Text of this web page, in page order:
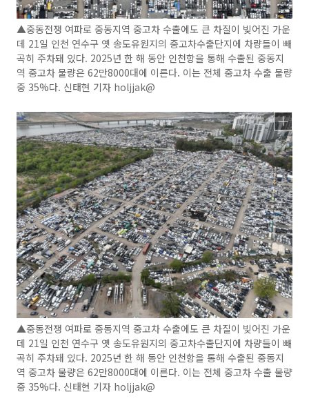
▲중동전쟁 여파로 중동지역 중고차 수출에도 큰 차질이 빚어진 가운
데 21일 인천 연수구 옛 송도유원지의 중고차수출단지에 차량들이 빼
곡히 주차돼 있다. 2025년 한 해 동안 인천항을 통해 수출된 중동지
역 중고차 물량은 62만8000대에 이른다. 이는 전체 중고차 수출 물량
중 35%다. 신태현 기자 holjjak@
▲중동전쟁 여파로 중동지역 중고차 수출에도 큰 차질이 빚어진 가운
데 21일 인천 연수구 옛 송도유원지의 중고차수출단지에 차량들이 빼
곡히 주차돼 있다. 2025년 한 해 동안 인천항을 통해 수출된 중동지
역 중고차 물량은 62만8000대에 이른다. 이는 전체 중고차 수출 물량
중 35%다. 신태현 기자 holjjak@